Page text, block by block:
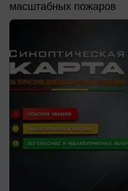
масштабных пожаров